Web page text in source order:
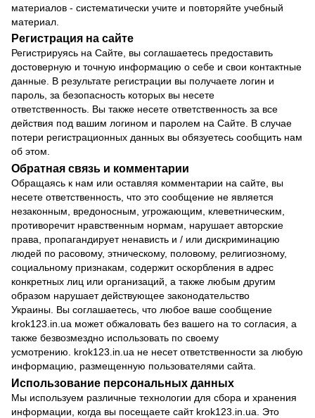
материалов - систематически учите и повторяйте учебный
материал.
Регистрация на сайте
Регистрируясь на Сайте, вы соглашаетесь предоставить
достоверную и точную информацию о себе и свои контактные
данные. В результате регистрации вы получаете логин и
пароль, за безопасность которых вы несете
ответственность. Вы также несете ответственность за все
действия под вашим логином и паролем на Сайте. В случае
потери регистрационных данных вы обязуетесь сообщить нам
об этом.
Обратная связь и комментарии
Обращаясь к нам или оставляя комментарии на сайте, вы
несете ответственность, что это сообщение не является
незаконным, вредоносным, угрожающим, клеветническим,
противоречит нравственным нормам, нарушает авторские
права, пропагандирует ненависть и / или дискриминацию
людей по расовому, этническому, половому, религиозному,
социальному признакам, содержит оскорбления в адрес
конкретных лиц или организаций, а также любым другим
образом нарушает действующее законодательство
Украины. Вы соглашаетесь, что любое ваше сообщение
krok123.in.ua может обжаловать без вашего на то согласия, а
также безвозмездно использовать по своему
усмотрению. krok123.in.ua не несет ответственности за любую
информацию, размещенную пользователями сайта.
Использование персональных данных
Мы используем различные технологии для сбора и хранения
информации, когда вы посещаете сайт krok123.in.ua. Это